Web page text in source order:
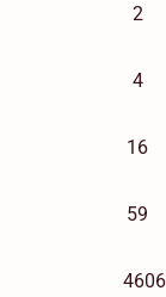
2
4
16
59
4606